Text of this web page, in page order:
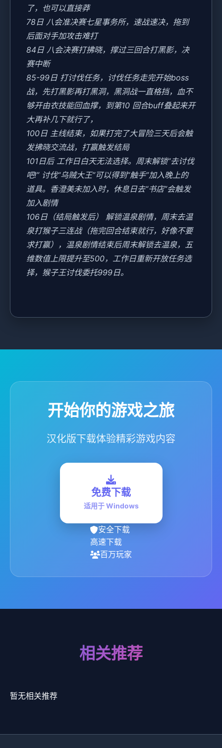
了，也可以直接莽
78日 八会准决赛七星事务所，速战速决，拖到
后面对手加攻击难打
84日 八会决赛打拂晓，撑过三回合打黑影，决
赛中断
85-99日 打讨伐任务，讨伐任务走完开始boss
战，先打黑影再打黑洞，黑洞战一直格挡，血不
够开由衣技能回血撑，到第10 回合buff叠起来开
大再补几下就行了，
100日 主线结束，如果打完了大冒险三天后会触
发拂晓交流战，打赢触发结局
101日后 工作日白天无法选择。周末解锁“去讨伐
吧!” 讨伐“乌贼大王”可以得到“触手”加入晚上的
道具。香澄美未加入时，休息日去“书店”会触发
加入剧情
106日（结局触发后） 解锁温泉剧情，周末去温
泉打猴子三连战（拖完回合结束就行，好像不要
求打赢），温泉剧情结束后周末解锁去温泉，五
维数值上限提升至500，工作日重新开放任务选
择，猴子王讨伐委托999日。
开始你的游戏之旅
汉化版下载体验精彩游戏内容
免费下载
适用于 Windows
安全下载
高速下载
百万玩家
相关推荐
暂无相关推荐